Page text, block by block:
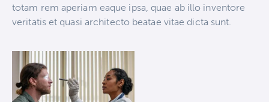
totam rem aperiam eaque ipsa, quae ab illo inventore
veritatis et quasi architecto beatae vitae dicta sunt.